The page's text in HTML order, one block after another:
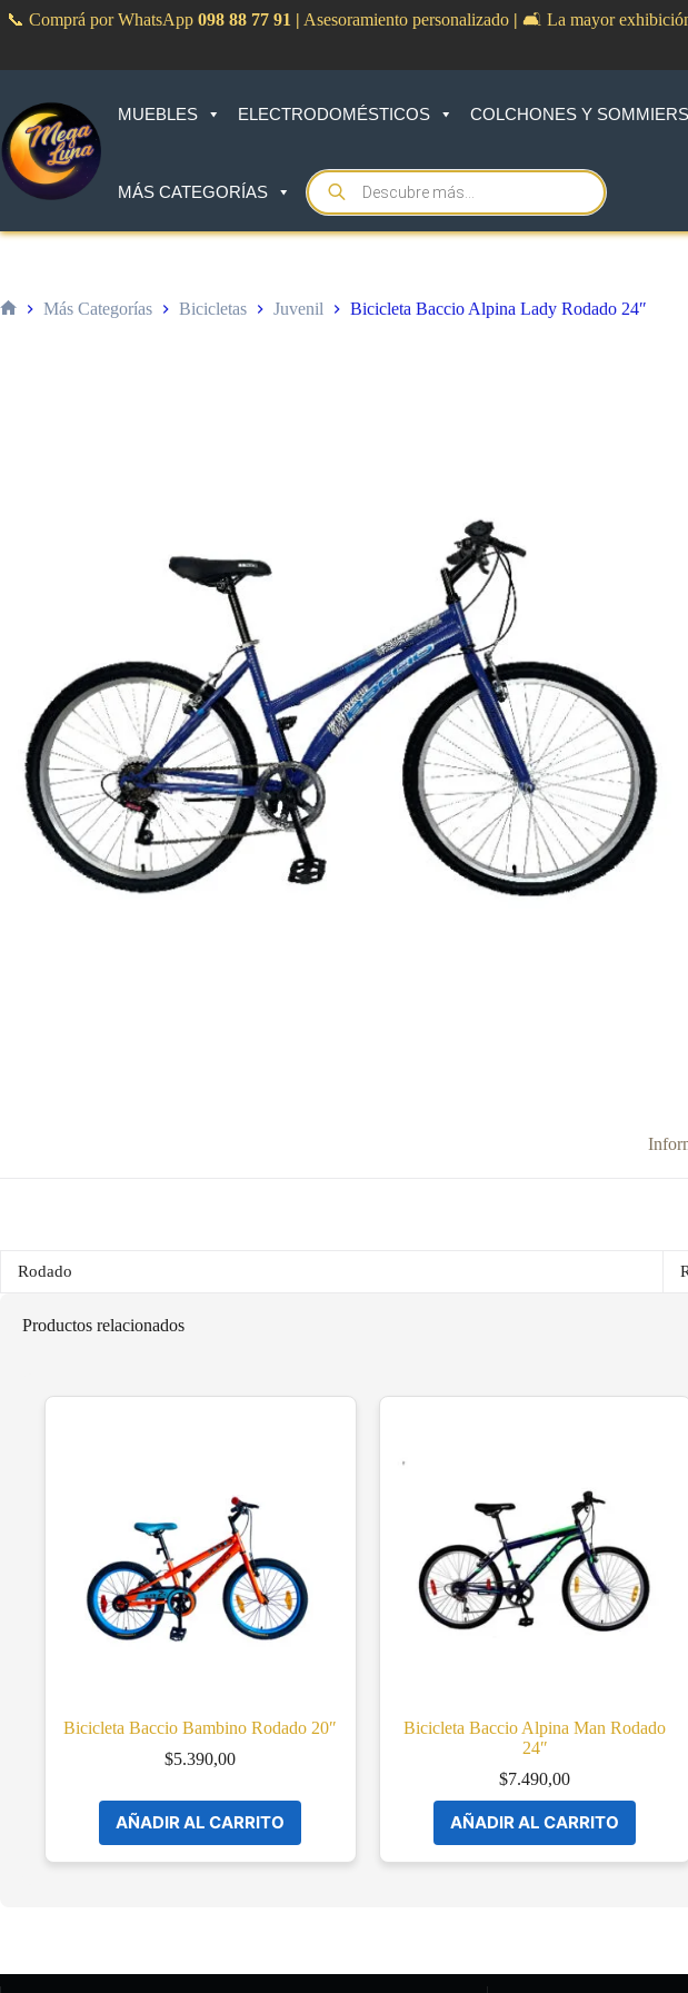
📞 Comprá por WhatsApp 098 88 77 91 | Asesoramiento personalizado | 🛋️ La mayor exhibición
MUEBLES ELECTRODOMÉSTICOS COLCHONES Y SOMMIERS
MÁS CATEGORÍAS
Products
search
Más Categorías Bicicletas Juvenil Bicicleta Baccio Alpina Lady Rodado 24″
Rodado
Productos relacionados
Bicicleta Baccio Bambino Rodado 20″
$5.390,00
AÑADIR AL CARRITO
Bicicleta Baccio Alpina Man Rodado
24″
$7.490,00
AÑADIR AL CARRITO